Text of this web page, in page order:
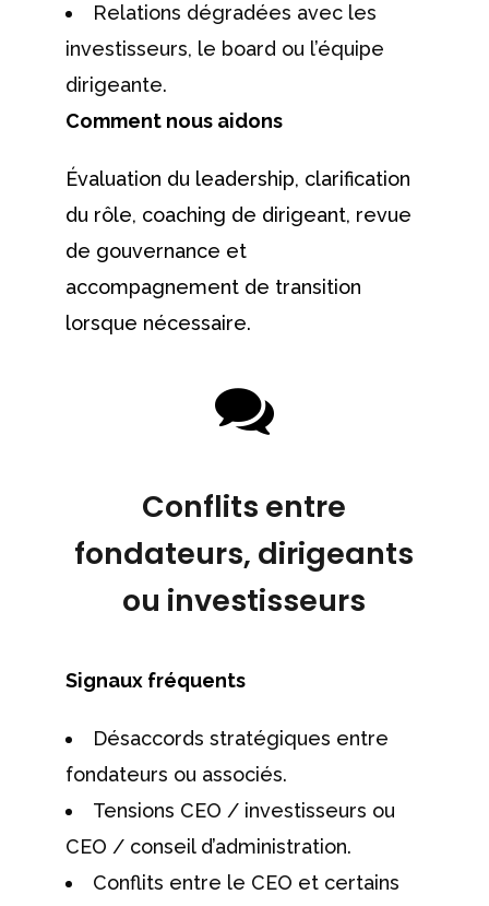
Relations dégradées avec les
investisseurs, le board ou l’équipe
dirigeante.
Comment nous aidons
Évaluation du leadership, clarification
du rôle, coaching de dirigeant, revue
de gouvernance et
accompagnement de transition
lorsque nécessaire.
Conflits entre
fondateurs, dirigeants
ou investisseurs
Signaux fréquents
Désaccords stratégiques entre
fondateurs ou associés.
Tensions CEO / investisseurs ou
CEO / conseil d’administration.
Conflits entre le CEO et certains